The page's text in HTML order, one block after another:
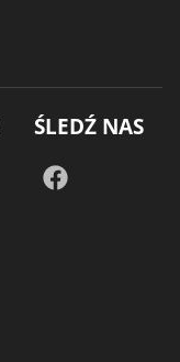
ŚLEDŹ NAS